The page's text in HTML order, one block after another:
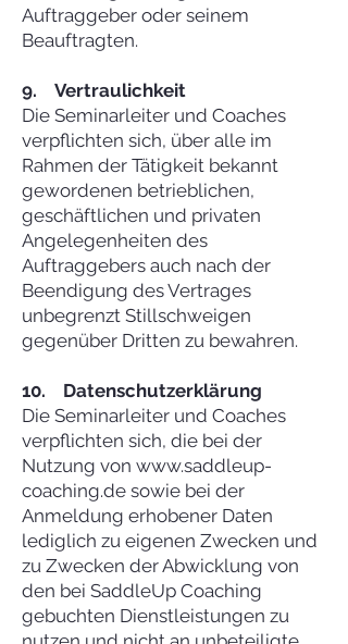
Auftraggeber oder seinem
Beauftragten.
9. Vertraulichkeit
Die Seminarleiter und Coaches
verpflichten sich, über alle im
Rahmen der Tätigkeit bekannt
gewordenen betrieblichen,
geschäftlichen und privaten
Angelegenheiten des
Auftraggebers auch nach der
Beendigung des Vertrages
unbegrenzt Stillschweigen
gegenüber Dritten zu bewahren.
10. Datenschutzerklärung
Die Seminarleiter und Coaches
verpflichten sich, die bei der
Nutzung von www.saddleup-
coaching.de sowie bei der
Anmeldung erhobener Daten
lediglich zu eigenen Zwecken und
zu Zwecken der Abwicklung von
den bei SaddleUp Coaching
gebuchten Dienstleistungen zu